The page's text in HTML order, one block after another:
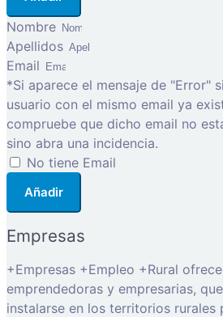
Nombre
Apellidos
Email
*Si aparece el mensaje de "Error"
usuario con el mismo email ya
compruebe que dicho email no
sino abra una incidencia.
No tiene Email
Añadir
Empresas
+Empresas +Empleo +Rural
emprendedoras y empresarias,
instalarse en los territorios rurales